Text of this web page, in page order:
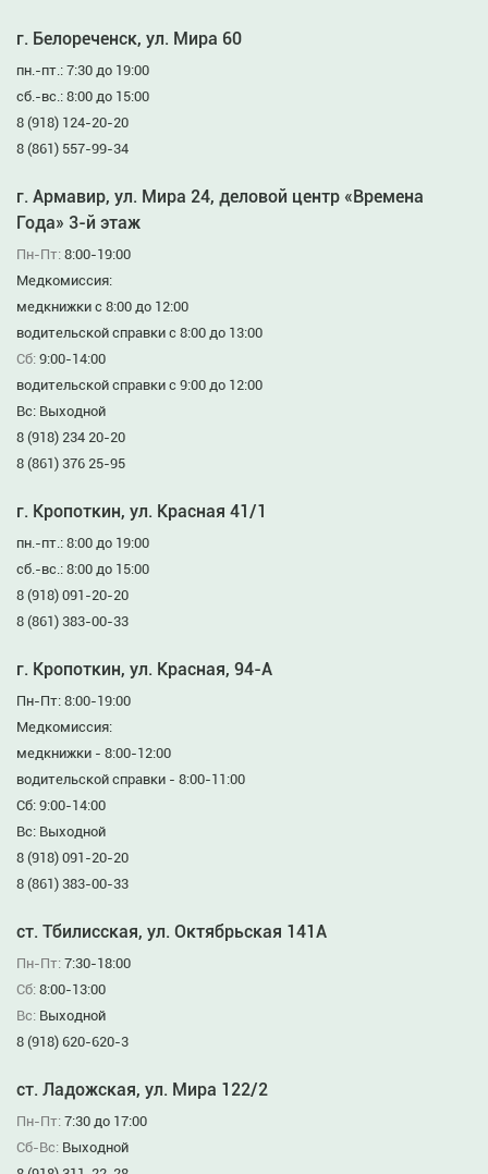
г. Белореченск, ул. Мира 60
пн.-пт.: 7:30 до 19:00
сб.-вс.: 8:00 до 15:00
8 (918) 124-20-20
8 (861) 557-99-34
г. Армавир, ул. Мира 24, деловой центр «Времена
Года» 3-й этаж
Пн-Пт: 8:00-19:00
Медкомиссия:
медкнижки с 8:00 до 12:00
водительской справки с 8:00 до 13:00
Сб: 9:00-14:00
водительской справки с 9:00 до 12:00
Вс: Выходной
8 (918) 234 20-20
8 (861) 376 25-95
г. Кропоткин, ул. Красная 41/1
пн.-пт.: 8:00 до 19:00
сб.-вс.: 8:00 до 15:00
8 (918) 091-20-20
8 (861) 383-00-33
г. Кропоткин, ул. Красная, 94-А
Пн-Пт: 8:00-19:00
Медкомиссия:
медкнижки - 8:00-12:00
водительской справки - 8:00-11:00
Сб: 9:00-14:00
Вс: Выходной
8 (918) 091-20-20
8 (861) 383-00-33
ст. Тбилисская, ул. Октябрьская 141А
Пн-Пт: 7:30-18:00
Сб: 8:00-13:00
Вс: Выходной
8 (918) 620-620-3
ст. Ладожская, ул. Мира 122/2
Пн-Пт: 7:30 до 17:00
Сб-Вс: Выходной